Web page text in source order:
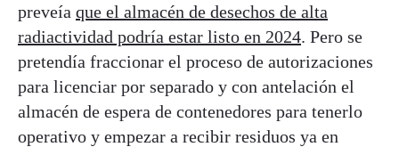
preveía que el almacén de desechos de alta
radiactividad podría estar listo en 2024. Pero se
pretendía fraccionar el proceso de autorizaciones
para licenciar por separado y con antelación el
almacén de espera de contenedores para tenerlo
operativo y empezar a recibir residuos ya en